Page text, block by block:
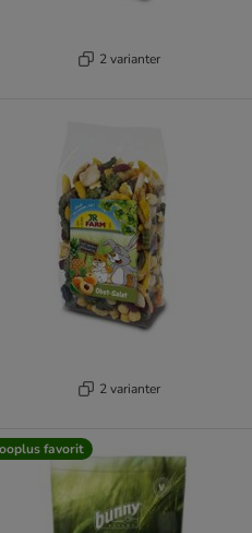
2 varianter
2 varianter
favorit